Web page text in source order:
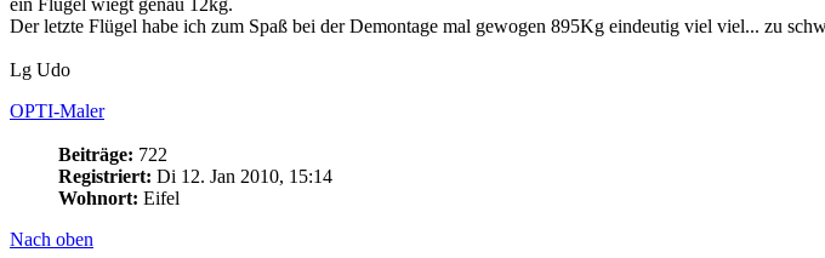
ein Flügel wiegt genau 12kg.
Der letzte Flügel habe ich zum Spaß bei der Demontage mal gewogen 895Kg eindeutig viel viel... zu
Lg Udo
OPTI-Maler
Beiträge: 722
Registriert: Di 12. Jan 2010, 15:14
Wohnort: Eifel
Nach oben